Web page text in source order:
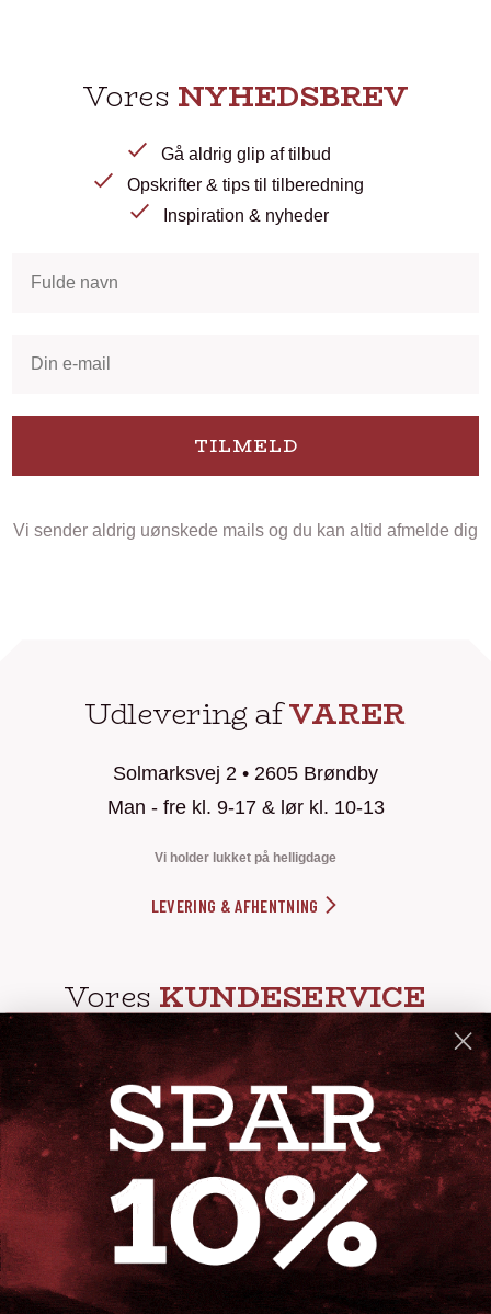
Vores NYHEDSBREV
Gå aldrig glip af tilbud
Opskrifter & tips til tilberedning
Inspiration & nyheder
TILMELD
Vi sender aldrig uønskede mails og du kan altid afmelde dig
Udlevering afVARER
Solmarksvej 2 • 2605 Brøndby
Man - fre kl. 9-17 & lør kl. 10-13
Vi holder lukket på helligdage
LEVERING & AFHENTNING
Vores KUNDESERVICE
info@steak-out.dk
+45 53644030
Telefontid: man - fre kl. 10-15
GENVEJE